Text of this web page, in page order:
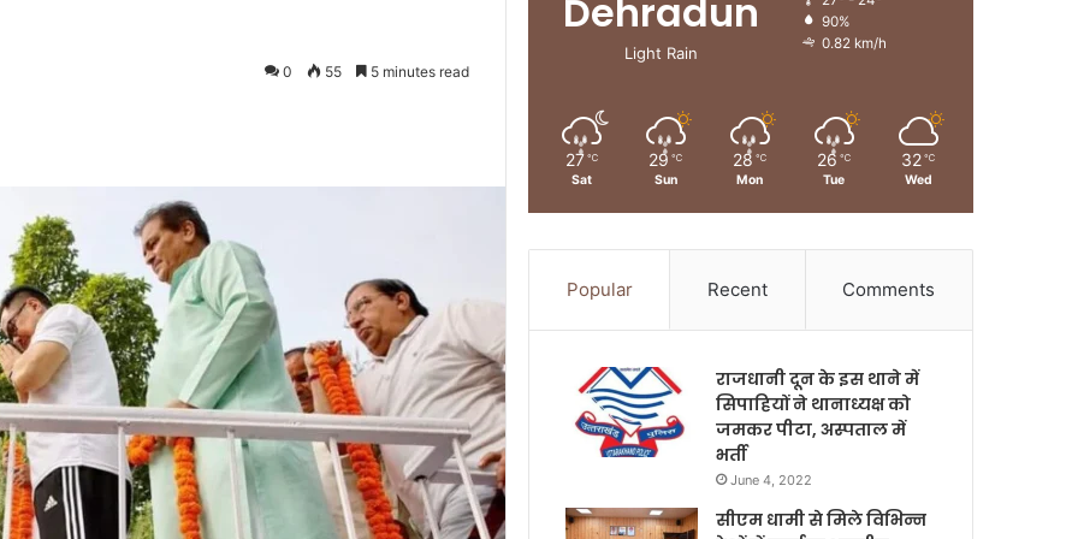
0 55 5 minutes read
Dehradun
Light Rain
90%
0.82 km/h
27 ℃
Sat
29 ℃
Sun
28 ℃
Mon
26 ℃
Tue
32 ℃
Wed
Popular Recent Comments
राजधानी दून के इस थाने में
सिपाहियों ने थानाध्यक्ष को
जमकर पीटा, अस्पताल में
भर्ती
June 4, 2022
सीएम धामी से मिले विभिन्न